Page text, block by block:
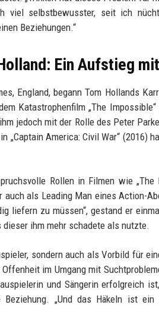
viel selbstbewusster, seit ich
Beziehungen.“
Ein Aufstieg
England, begann Tom Hollands
Katastrophenfilm „The
jedoch mit der Rolle des Peter
„Captain America: Civil War“ (2016)
Rollen in Filmen wie
auch als Leading Man eines Action-
liefern zu müssen“, gestand er
ihm mehr schadete als nutzte.
sondern auch als Vorbild für
im Umgang mit
und Sängerin erfolgreich
„Und das Häkeln ist